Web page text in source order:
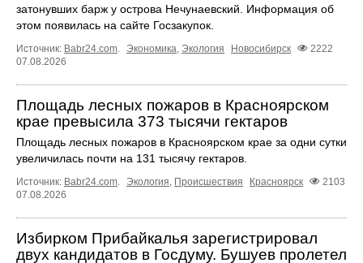
затонувших барж у острова Нечунаевский. Информация об
этом появилась на сайте Госзакупок.
Источник: Babr24.com Экономика Экология Новосибирск
2222
07.08.2026
Площадь лесных пожаров в Красноярском
крае превысила 373 тысячи гектаров
Площадь лесных пожаров в Красноярском крае за одни сутки
увеличилась почти на 131 тысячу гектаров.
Источник: Babr24.com. Экология, Происшествия Красноярск
2103
07.08.2026
Избирком Прибайкалья зарегистрировал
двух кандидатов в Госдуму. Бушуев пролетел